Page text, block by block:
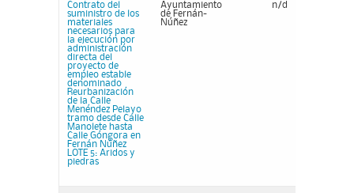
Contrato del
suministro de los
materiales
necesarios para
la ejecución por
administración
directa del
proyecto de
empleo estable
denominado
Reurbanización
de la Calle
Menéndez Pelayo
tramo desde Calle
Manolete hasta
Calle Góngora en
Fernán Núñez
LOTE 5: Aridos y
piedras
Ayuntamiento
de Fernán-
Núñez
n/d